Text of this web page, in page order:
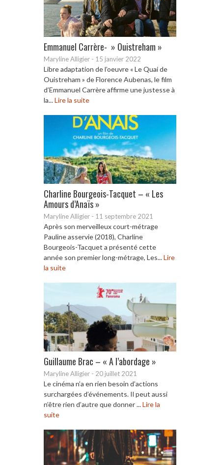
Emmanuel Carrère- » Ouistreham »
Maryline Alligier - 15 janvier 2022
Libre adaptation de l’oeuvre « Le Quai de
Ouistreham » de Florence Aubenas, le film
d’Emmanuel Carrère affirme une justesse à
la...Lire la suite
Charline Bourgeois-Tacquet – « Les
Amours d’Anaïs »
Maryline Alligier - 11 septembre 2021
Après son merveilleux court-métrage
Pauline asservie (2018), Charline
Bourgeois-Tacquet a présenté cette
année son premier long-métrage, Les...Lire
la suite
Guillaume Brac – « A l’abordage »
Maryline Alligier - 20 juillet 2021
Le cinéma n’a en rien besoin d’actions
surchargées d’événements. Il peut aussi
n’être rien d’autre que donner ...Lire la
suite